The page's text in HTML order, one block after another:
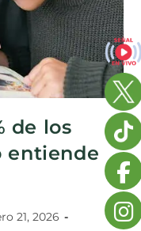
de los
entiende
21, 2026